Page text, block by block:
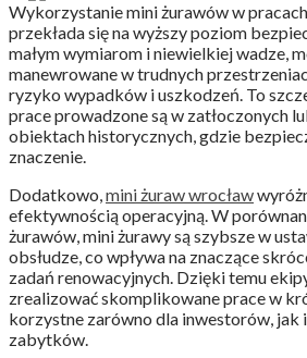
Wykorzystanie mini żurawów w
przekłada się na wyższy poziom
małym wymiarom i niewielkiej wadze,
manewrowane w trudnych
ryzyko wypadków i uszkodzeń. To
prace prowadzone są w zatłoczonych
obiektach historycznych, gdzie
znaczenie.
Dodatkowo,mini żuraw wrocław
efektywnością operacyjną. W
żurawów, mini żurawy są szybsze w
obsłudze, co wpływa na znaczące
zadań renowacyjnych. Dzięki temu
zrealizować skomplikowane prace w
korzystne zarówno dla inwestorów, jak
zabytków.